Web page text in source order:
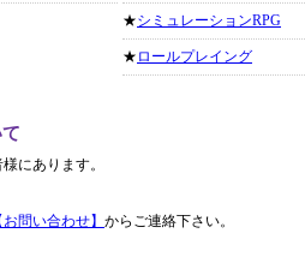
★シミュレーションRPG
★ ロールプレイング
にあります。
お問い合わせ】 からご連絡下さい。